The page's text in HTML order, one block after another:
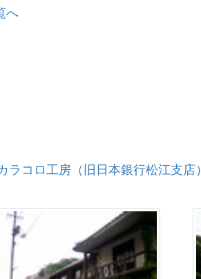
へ
ラコロ工房（旧日本銀行松江支店